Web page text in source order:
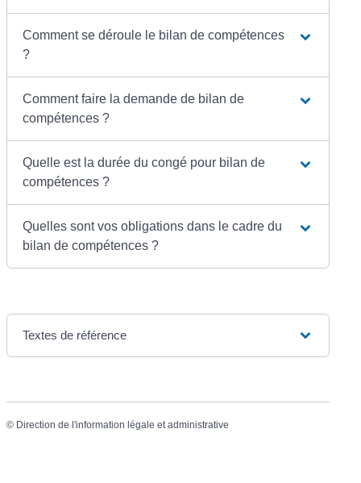
Comment se déroule le bilan de compétences
?
Comment faire la demande de bilan de
compétences ?
Quelle est la durée du congé pour bilan de
compétences ?
Quelles sont vos obligations dans le cadre du
bilan de compétences ?
Textes de référence
© Direction de l'information légale et administrative